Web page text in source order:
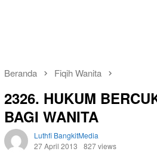
Beranda Fiqih Wanita
2326. HUKUM
BAGI WANITA
Luthfi BangkitMedia
27 April 2013
827 views